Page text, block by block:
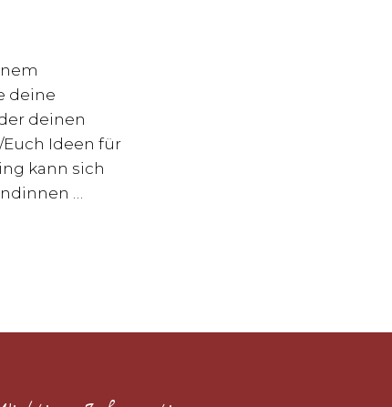
deine
deinen
Ideen für
kann sich
…